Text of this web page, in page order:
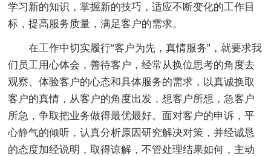
学习新的知识，掌握新的技巧，适应不断变化的工作目
标，提高服务质量，满足客户的需求。
在工作中切实履行“客户为先，真情服务”，就要求我
们员工用心体会，善待客户，经常从换位思考的角度去
观察、体验客户的心态和具体服务的需求，以真诚换取
客户的真情，从客户的角度出发，想客户所想，急客户
所急，争取把业务做得最优最好。面对客户的申诉，平
心静气的倾听，认真分析原因研究解决对策，并经诚恳
的态度加经说明，取得谅解，不管处理结果如何，主动